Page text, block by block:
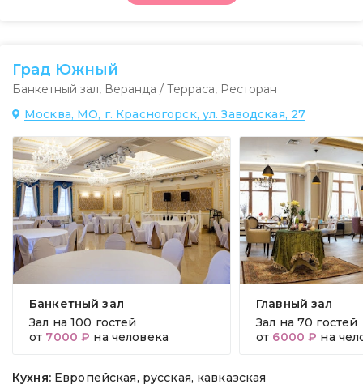
Град Южный
Банкетный зал, Веранда / Терраса, Ресторан
Москва, МО, г. Красногорск, ул. Заводская, 27
Банкетный зал
Зал на 100 гостей
от 7000 ₽ на человека
Главный зал
Зал на 70 гостей
от 6000 ₽ на
Кухня: Европейская, русская, кавказская